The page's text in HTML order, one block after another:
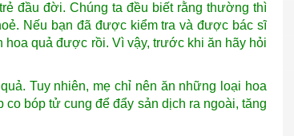
đầu đời. Chúng ta đều biết rằng thường thì
Nếu bạn đã được kiểm tra và được bác sĩ
hoa quả được rồi. Vì vậy, trước khi ăn hãy hỏi
Tuy nhiên, mẹ chỉ nên ăn những loại hoa
bóp tử cung để đẩy sản dịch ra ngoài, tăng